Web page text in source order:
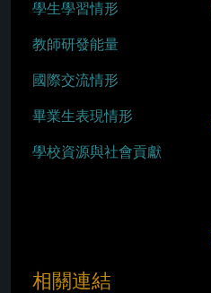
學生學習情形
教師研發能量
國際交流情形
畢業生表現情形
學校資源與社會貢獻
相關連結